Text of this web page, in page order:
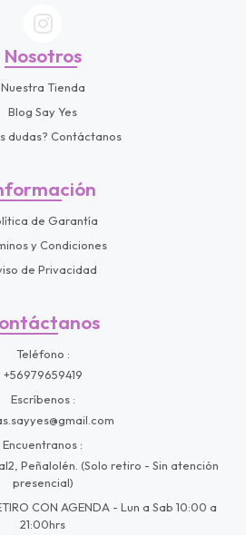
Nosotros
Nuestra Tienda
Blog Say Yes
dudas? Contáctanos
de Garantía
y Condiciones
de Privacidad
Teléfono
+56979659419
Escríbenos
Encuentranos
Peñalolén. (Solo retiro - Sin atención
presencial)
CON AGENDA - Lun a Sab 10:00 a
21:00hrs